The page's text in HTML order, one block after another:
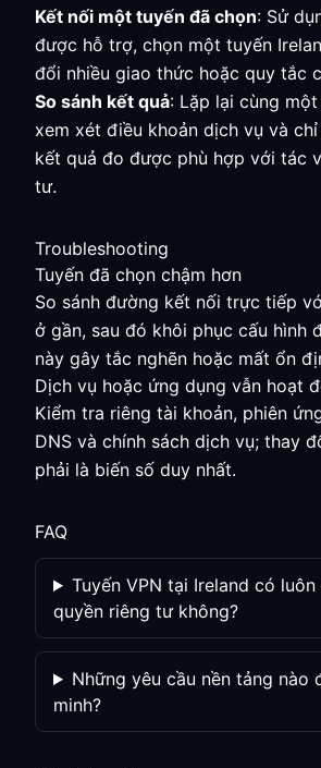
Kết nối một tuyến đã chọn: Sử
được hỗ trợ, chọn một tuyến
đổi nhiều giao thức hoặc quy tắc
So sánh kết quả: Lặp lại cùng
xem xét điều khoản dịch vụ và
kết quả đo được phù hợp với tác
tư.
Troubleshooting
Tuyến đã chọn chậm hơn
So sánh đường kết nối trực tiếp
ở gần, sau đó khôi phục cấu hình
này gây tắc nghẽn hoặc mất ổn
Dịch vụ hoặc ứng dụng vẫn hoạt
Kiểm tra riêng tài khoản, phiên
DNS và chính sách dịch vụ; thay
phải là biến số duy nhất.
FAQ
Tuyến VPN tại Ireland có
quyền riêng tư không?
Những yêu cầu nền tảng nào
minh?